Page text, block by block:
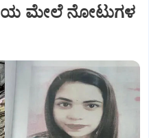
ಮೇಲೆ ನೋಟುಗಳ